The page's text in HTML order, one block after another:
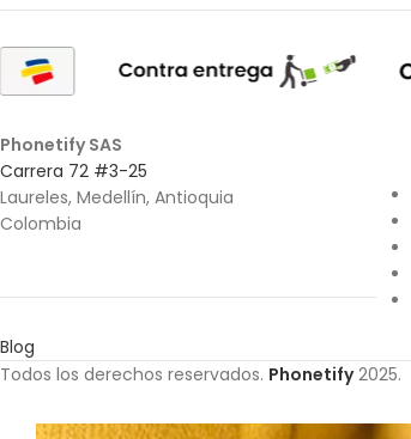
Phonetify SAS
Carrera 72 #3-25
Laureles, Medellín, Antioquia
Colombia
Blog
Todos los derechos reservados. Phonetify2025.